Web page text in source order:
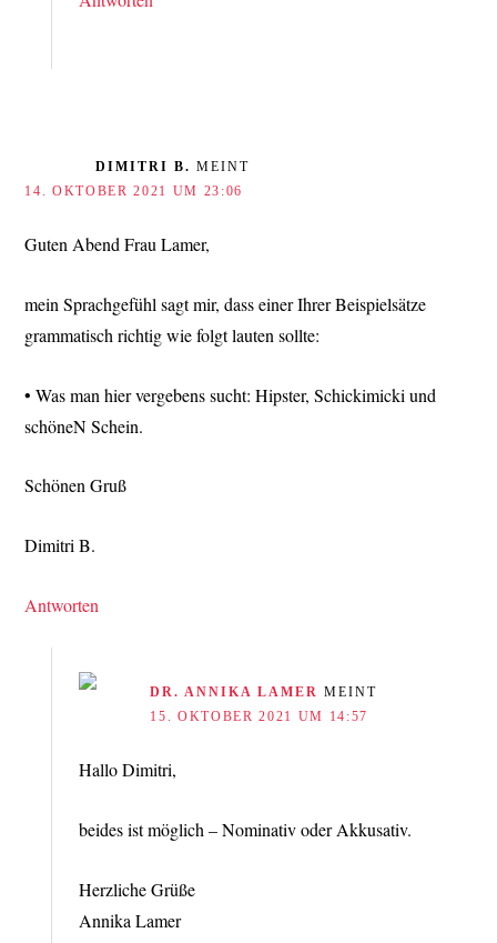
DIMITRI B. MEINT
14. OKTOBER 2021 UM 23:06
Guten Abend Frau Lamer,
mein Sprachgefühl sagt mir, dass einer Ihrer Beispielsätze
grammatisch richtig wie folgt lauten sollte:
• Was man hier vergebens sucht: Hipster, Schickimicki und
schöneN Schein.
Schönen Gruß
Dimitri B.
Antworten
DR. ANNIKA LAMER MEINT
15. OKTOBER 2021 UM 14:57
Hallo Dimitri,
beides ist möglich – Nominativ oder Akkusativ.
Herzliche Grüße
Annika Lamer